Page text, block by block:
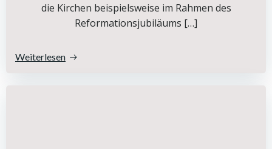
die Kirchen beispielsweise im Rahmen des
Reformationsjubiläums […]
Weiterlesen